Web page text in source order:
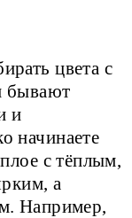
цвета с
бывают
и
начинаете
с тёплым,
а
Например,